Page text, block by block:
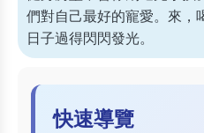
們對自己最好的寵愛。來，
日子過得閃閃發光。
快速導覽